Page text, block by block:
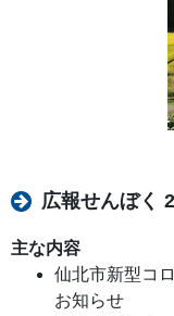
広報せんぼく
主な内容
仙北市新型コ
お知らせ